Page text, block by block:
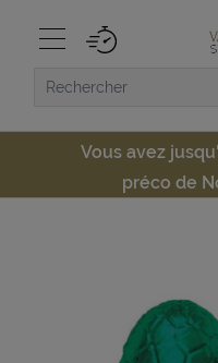
Vous avez
préco de